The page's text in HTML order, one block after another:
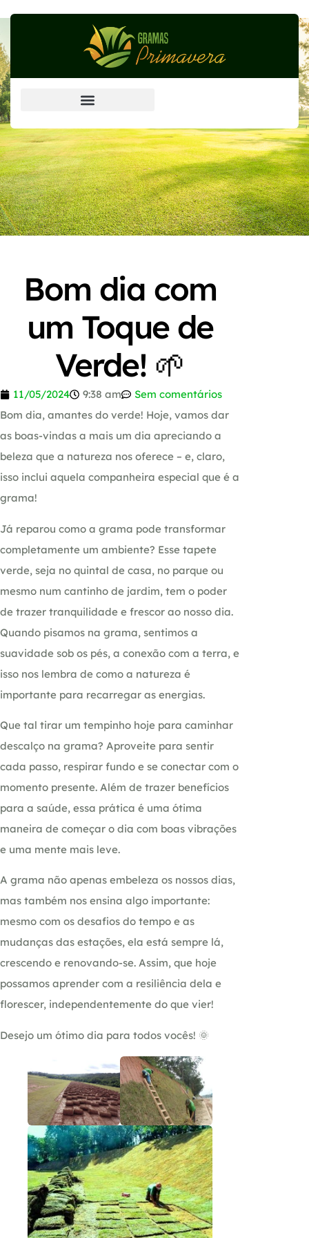
Bom dia com
um Toque de
Verde! 🌱
11/05/2024 9:38 am
Sem comentários
Bom dia, amantes do verde! Hoje, vamos dar
as boas-vindas a mais um dia apreciando a
beleza que a natureza nos oferece – e, claro,
isso inclui aquela companheira especial que é a
grama!
Já reparou como a grama pode transformar
completamente um ambiente? Esse tapete
verde, seja no quintal de casa, no parque ou
mesmo num cantinho de jardim, tem o poder
de trazer tranquilidade e frescor ao nosso dia.
Quando pisamos na grama, sentimos a
suavidade sob os pés, a conexão com a terra, e
isso nos lembra de como a natureza é
importante para recarregar as energias.
Que tal tirar um tempinho hoje para caminhar
descalço na grama? Aproveite para sentir
cada passo, respirar fundo e se conectar com o
momento presente. Além de trazer benefícios
para a saúde, essa prática é uma ótima
maneira de começar o dia com boas vibrações
e uma mente mais leve.
A grama não apenas embeleza os nossos dias,
mas também nos ensina algo importante:
mesmo com os desafios do tempo e as
mudanças das estações, ela está sempre lá,
crescendo e renovando-se. Assim, que hoje
possamos aprender com a resiliência dela e
florescer, independentemente do que vier!
Desejo um ótimo dia para todos vocês! 🌞